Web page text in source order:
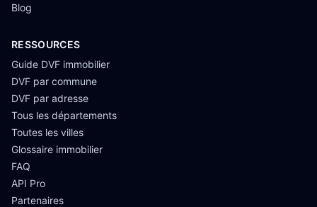
Blog
RESSOURCES
Guide DVF immobilier
DVF par commune
DVF par adresse
Tous les départements
Toutes les villes
Glossaire immobilier
FAQ
API Pro
Partenaires